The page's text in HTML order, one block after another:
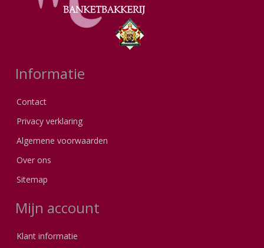
Informatie
Contact
Privacy verklaring
Algemene voorwaarden
Over ons
Sitemap
Mijn account
Klant informatie